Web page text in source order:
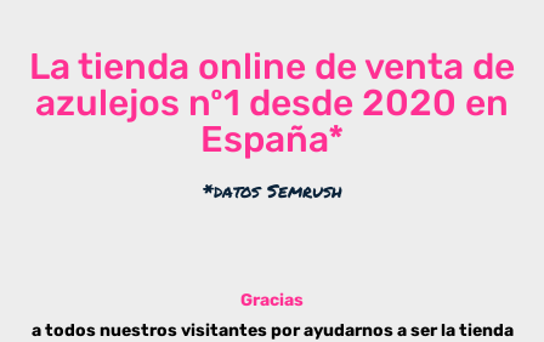
La tienda online de venta de
azulejos nº1 desde 2020 en
España*
*datos Semrush
Gracias
a todos nuestros visitantes por ayudarnos a ser la tienda